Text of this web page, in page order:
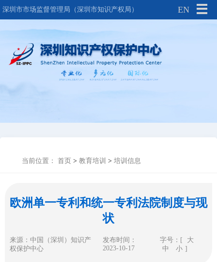
深圳市市场监督管理局（深圳市知识产权局） EN
当前位置： 首页 > 教育培训 > 培训信息
欧洲单一专利和统一专利法院制度与现
状
来源：中国（深圳）知识产
权保护中心
发布时间：
2023-10-17
字号：[
大
中
小 ]